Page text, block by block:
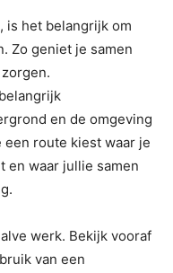
is het belangrijk om
Zo geniet je samen
en de omgeving
route kiest waar je
en waar jullie samen
werk. Bekijk vooraf
van een